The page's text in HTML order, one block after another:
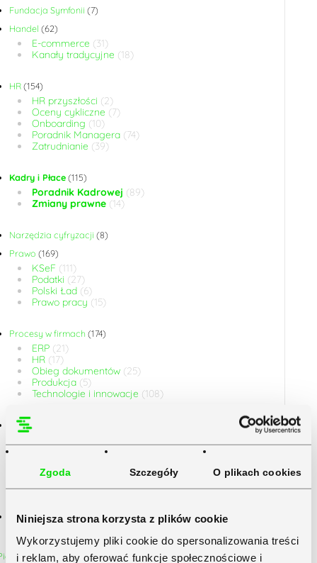
Zgoda Szczegóły O plikach cookies
Niniejsza strona korzysta z plików cookie
Wykorzystujemy pliki cookie do spersonalizowania treści
i reklam, aby oferować funkcje społecznościowe i
Fundacja Symfonii (7)
Handel (62)
E-commerce (31)
Kanały tradycyjne (18)
HR(154)
HR przyszłości (2)
Oceny cykliczne (7)
Onboarding (10)
Poradnik Managera (74)
Zatrudnianie (39)
Kadry i Płace(115)
Poradnik Kadrowej (89)
Zmiany prawne (14)
Narzędzia cyfryzacji (8)
Prawo (169)
KSeF (111)
Podatki (27)
Polski Ład (6)
Prawo pracy (15)
Procesy w firmach (174)
ERP (21)
HR (17)
Obieg dokumentów (25)
Produkcja (5)
Technologie i innowacje (108)
Rozwój firmy
Małe firmy
Średnie firmy(13)
Sektor publiczny(1)